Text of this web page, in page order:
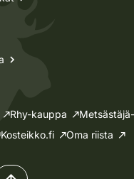
Rhy-kauppa
Kosteikko.fi Oma riista